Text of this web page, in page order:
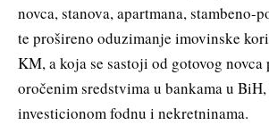
novca, stanova, apartmana, stambeno-
te prošireno oduzimanje imovinske
KM, a koja se sastoji od gotovog novca
oročenim sredstvima u bankama u
investicionom fodnu i nekretninama.